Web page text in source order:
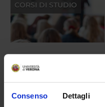
Consenso Dettagli
CORSI DI STUDIO
LABORATORI DI
DIPARTIMENTO